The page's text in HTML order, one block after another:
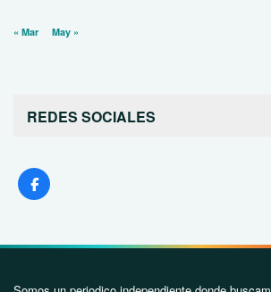
« Mar May »
REDES SOCIALES